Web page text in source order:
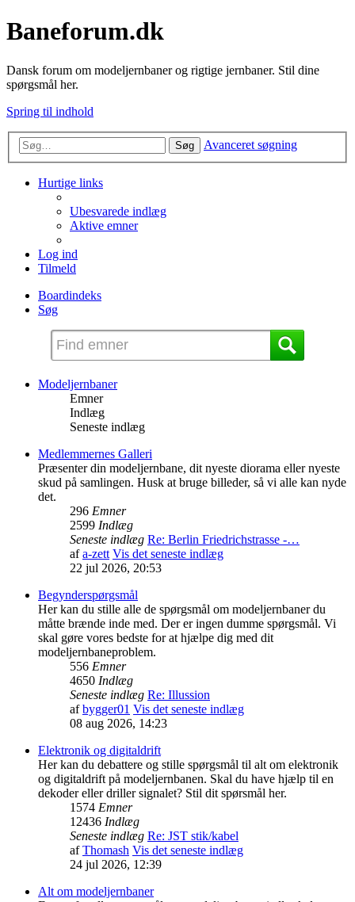
Baneforum.dk
Dansk forum om modeljernbaner og rigtige jernbaner. Stil dine
spørgsmål her.
Spring til indhold
Søg Avanceret søgning
Hurtige links
Ubesvarede indlæg
Aktive emner
Log ind
Tilmeld
Boardindeks
Søg
Modeljernbaner
Emner
Indlæg
Seneste indlæg
Medlemmernes Galleri
Præsenter din modeljernbane, dit nyeste diorama eller nyeste
skud på samlingen. Husk at bruge billeder, så vi alle kan nyde
det.
296 Emner
2599 Indlæg
Seneste indlæg Re: Berlin Friedrichstrasse -…
afa-zett Vis det seneste indlæg
22 jul 2026, 20:53
Begynderspørgsmål
Her kan du stille alle de spørgsmål om modeljernbaner du
måtte brænde inde med. Der er ingen dumme spørgsmål. Vi
skal gøre vores bedste for at hjælpe dig med dit
modeljernbaneproblem.
556 Emner
4650 Indlæg
Seneste indlæg Re: Illussion
afbygger01 Vis det seneste indlæg
08 aug 2026, 14:23
Elektronik og digitaldrift
Her kan du debattere og stille spørgsmål til alt om elektronik
og digitaldrift på modeljernbanen. Skal du have hjælp til en
dekoder eller driller signalet? Stil dit spørsmål her.
1574 Emner
12436 Indlæg
Seneste indlæg Re: JST stik/kabel
afThomash Vis det seneste indlæg
24 jul 2026, 12:39
Alt om modeljernbaner